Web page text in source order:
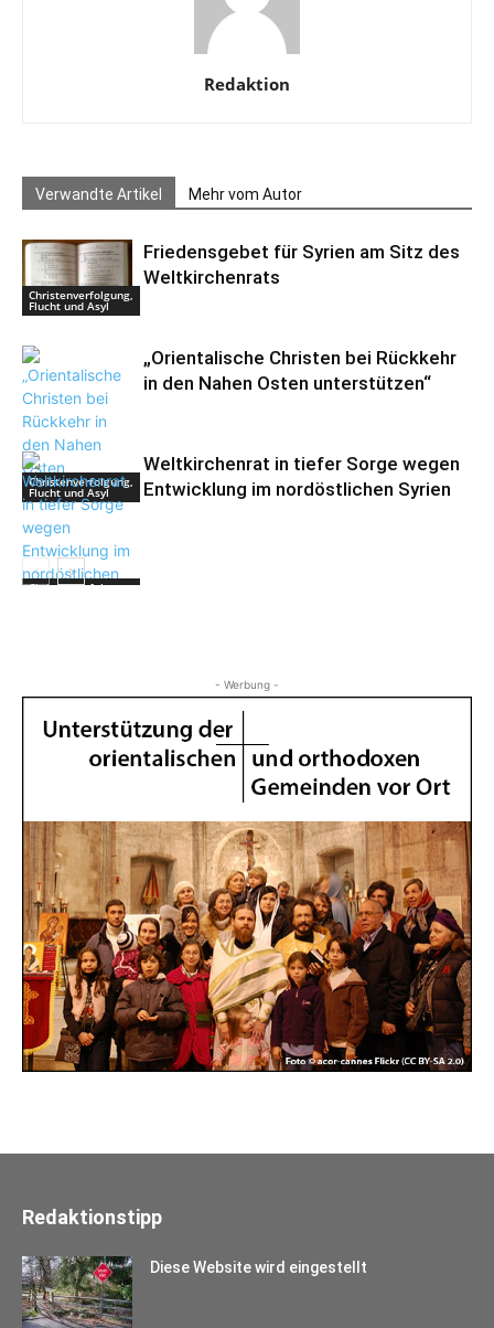
Redaktion
Verwandte Artikel Mehr vom Autor
Christenverfolgung,
Flucht und Asyl
Friedensgebet für Syrien am Sitz des
Weltkirchenrats
Christenverfolgung,
Flucht und Asyl
„Orientalische Christen bei Rückkehr
in den Nahen Osten unterstützen“
Christenverfolgung,
Weltkirchenrat in tiefer Sorge wegen
Entwicklung im nordöstlichen Syrien
- Werbung -
Redaktionstipp
Diese Website wird eingestellt